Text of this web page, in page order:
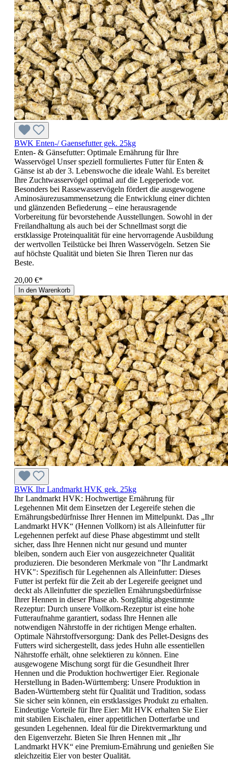
BWK Enten-/ Gaensefutter gek. 25kg
Enten- & Gänsefutter: Optimale Ernährung für Ihre
Wasservögel Unser speziell formuliertes Futter für Enten &
Gänse ist ab der 3. Lebenswoche die ideale Wahl. Es bereitet
Ihre Zuchtwasservögel optimal auf die Legeperiode vor.
Besonders bei Rassewasservögeln fördert die ausgewogene
Aminosäurezusammensetzung die Entwicklung einer dichten
und glänzenden Befiederung – eine herausragende
Vorbereitung für bevorstehende Ausstellungen. Sowohl in der
Freilandhaltung als auch bei der Schnellmast sorgt die
erstklassige Proteinqualität für eine hervorragende Ausbildung
der wertvollen Teilstücke bei Ihren Wasservögeln. Setzen Sie
auf höchste Qualität und bieten Sie Ihren Tieren nur das
Beste.
20,00 €*
In den Warenkorb
BWK Ihr Landmarkt HVK gek. 25kg
Ihr Landmarkt HVK: Hochwertige Ernährung für
Legehennen Mit dem Einsetzen der Legereife stehen die
Ernährungsbedürfnisse Ihrer Hennen im Mittelpunkt. Das „Ihr
Landmarkt HVK“ (Hennen Vollkorn) ist als Alleinfutter für
Legehennen perfekt auf diese Phase abgestimmt und stellt
sicher, dass Ihre Hennen nicht nur gesund und munter
bleiben, sondern auch Eier von ausgezeichneter Qualität
produzieren. Die besonderen Merkmale von "Ihr Landmarkt
HVK": Spezifisch für Legehennen als Alleinfutter: Dieses
Futter ist perfekt für die Zeit ab der Legereife geeignet und
deckt als Alleinfutter die speziellen Ernährungsbedürfnisse
Ihrer Hennen in dieser Phase ab. Sorgfältig abgestimmte
Rezeptur: Durch unsere Vollkorn-Rezeptur ist eine hohe
Futteraufnahme garantiert, sodass Ihre Hennen alle
notwendigen Nährstoffe in der richtigen Menge erhalten.
Optimale Nährstoffversorgung: Dank des Pellet-Designs des
Futters wird sichergestellt, dass jedes Huhn alle essentiellen
Nährstoffe erhält, ohne selektieren zu können. Eine
ausgewogene Mischung sorgt für die Gesundheit Ihrer
Hennen und die Produktion hochwertiger Eier. Regionale
Herstellung in Baden-Württemberg: Unsere Produktion in
Baden-Württemberg steht für Qualität und Tradition, sodass
Sie sicher sein können, ein erstklassiges Produkt zu erhalten.
Eindeutige Vorteile für Ihre Eier: Mit HVK erhalten Sie Eier
mit stabilen Eischalen, einer appetitlichen Dotterfarbe und
gesunden Legehennen. Ideal für die Direktvermarktung und
den Eigenverzehr. Bieten Sie Ihren Hennen mit „Ihr
Landmarkt HVK“ eine Premium-Ernährung und genießen Sie
gleichzeitig Eier von bester Qualität.